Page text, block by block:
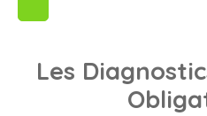
Les